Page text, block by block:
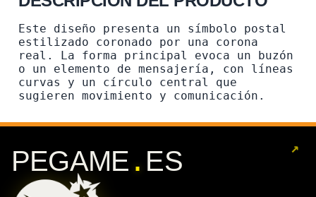
Este diseño presenta un símbolo postal
estilizado coronado por una corona
real. La forma principal evoca un buzón
o un elemento de mensajería, con líneas
curvas y un círculo central que
sugieren movimiento y comunicación.
PEGAME . ES ↗